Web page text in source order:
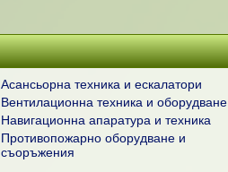
Асансьорна техника и ескалатори
Вентилационна техника и оборудване
Навигационна апаратура и техника
Противопожарно оборудване и
съоръжения